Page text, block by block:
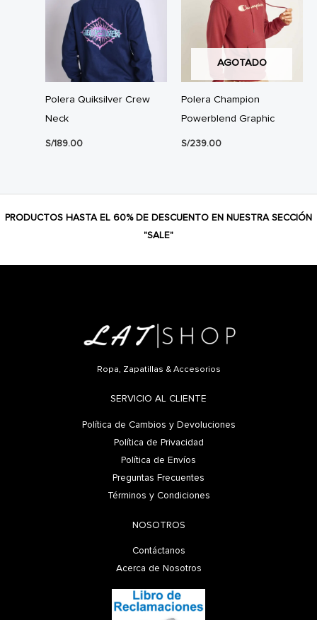
Polera Quiksilver Crew
Neck
S/189.00
AGOTADO
Polera Champion
Powerblend Graphic
S/239.00
PRODUCTOS HASTA EL 60% DE DESCUENTO EN NUESTRA SECCIÓN
"SALE"
Ropa, Zapatillas & Accesorios
SERVICIO AL CLIENTE
Política de Cambios y Devoluciones
Política de Privacidad
Política de Envíos
Preguntas Frecuentes
Términos y Condiciones
NOSOTROS
Contáctanos
Acerca de Nosotros